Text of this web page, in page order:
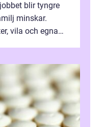
blir tyngre
minskar.
vila och egna